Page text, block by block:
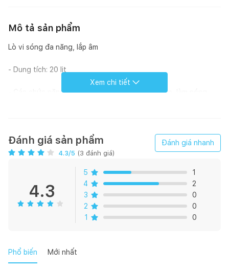
Mô tả sản phẩm
Lò vi sóng đa năng, lắp âm
- Dung tích: 20 lit
- Các chức năng: vi sóng, nướng, nướng kết hợp, làm nóng
- Công suất nướng: 1000W
- Công suất vi sóng: 900W
Xem chi tiết
Đánh giá sản phẩm
4.3/5 (3 đánh giá)
Đánh giá nhanh
4.3
5
1
4
2
3
0
2
0
1
0
Phổ biến Mới nhất